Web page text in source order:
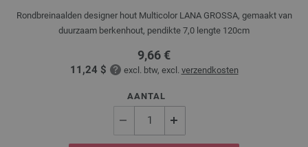
Rondbreinaalden designer hout Multicolor LANA GROSSA, gemaakt van
duurzaam berkenhout, pendikte 7,0 lengte 120cm
9,66 €
11,24 $ excl. btw, excl. verzendkosten
AANTAL